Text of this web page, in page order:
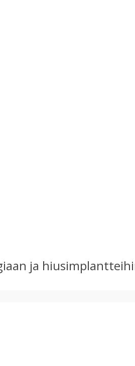
ja